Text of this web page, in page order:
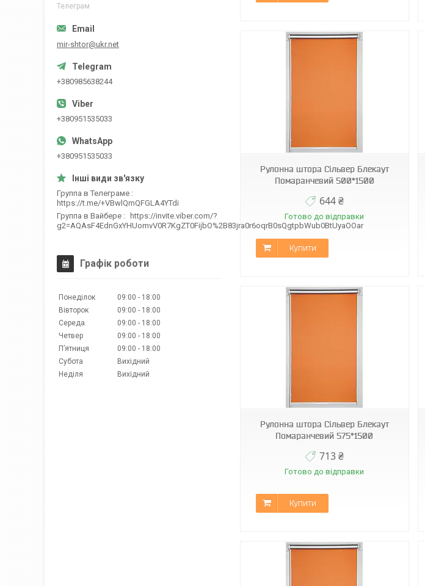
Рулонна штора Сільвер Блекаут
Помаранчевий 500*1500
644 ₴
Готово до відправки
Купити
Рулонна штора Сільвер Блекаут
Помаранчевий 575*1500
713 ₴
Готово до відправки
Купити
Телеграм
mir-shtor@ukr.net
+380985638244
+380951535033
+380951535033
Группа в Телеграме
https://t.me/+VBwlQmQFGLA4YTdi
Группа в Вайбере
https://invite.viber.com/?
g2=AQAsF4EdnGxYHUomvV0R7KgZT0FijbO%2B83jra0r6oqrB0sQgtpbWub0BtUyaOOar
Графік роботи
Понеділок 09:00
18:00
Вівторок
09:00
18:00
Середа
09:00
18:00
Четвер
09:00
18:00
Пʼятниця
09:00
18:00
Субота
Вихідний
Неділя
Вихідний